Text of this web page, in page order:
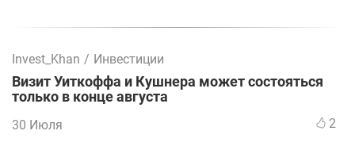
Invest_Khan / Инвестиции
Визит Уиткоффа и Кушнера может состояться
только в конце августа
30 Июля 2